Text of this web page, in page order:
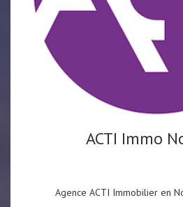
ACTI Immo
Agence ACTI Immobilier en